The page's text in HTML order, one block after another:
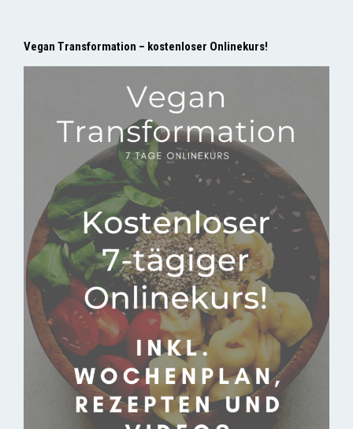
Vegan Transformation – kostenloser Onlinekurs!